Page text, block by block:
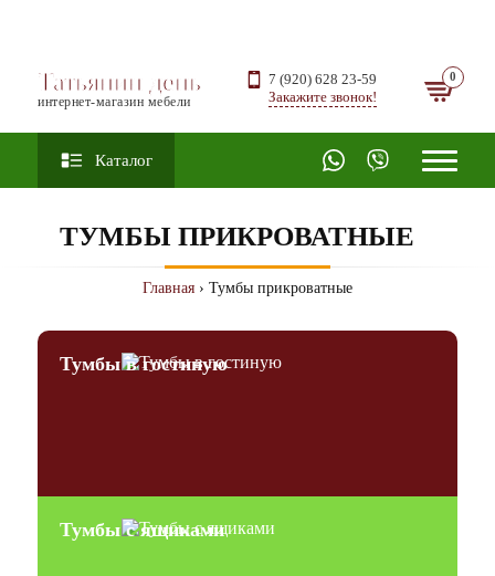
Татьянин день
интернет-магазин мебели
7 (920) 628 23-59
Закажите звонок!
Каталог
ТУМБЫ ПРИКРОВАТНЫЕ
Главная › Тумбы прикроватные
Тумбы в гостиную
Тумбы с ящиками